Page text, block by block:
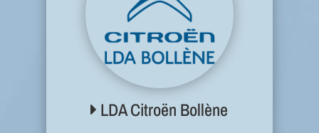
LDA Citroën Bollène